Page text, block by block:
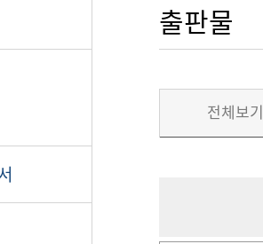
출판물
전체보기